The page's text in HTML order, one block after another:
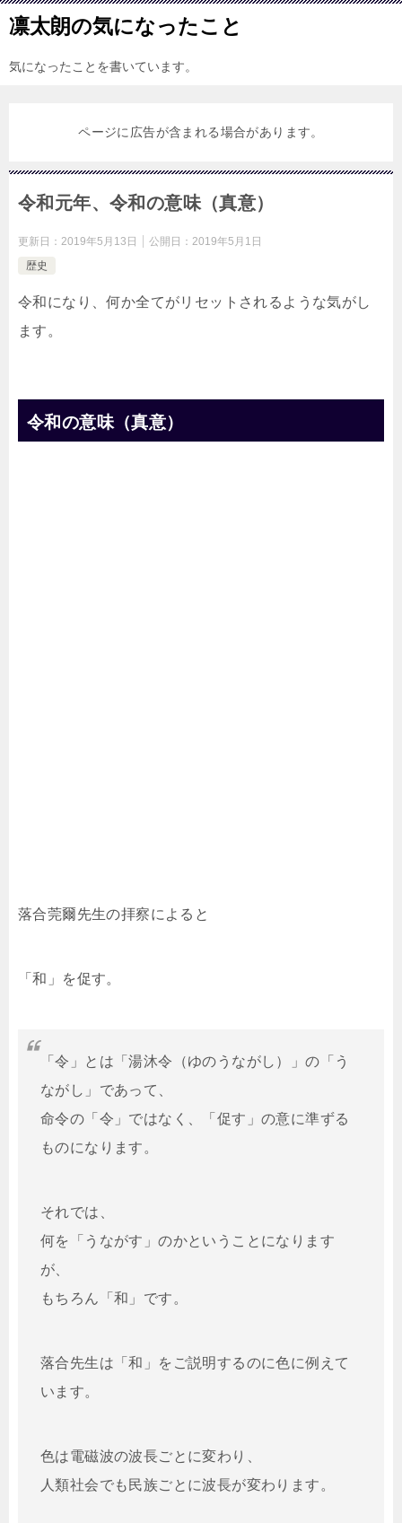
凛太朗の気になったこと
気になったことを書いています。
ページに広告が含まれる場合があります。
令和元年、令和の意味（真意）
更新日： 2019年5月13日 公開日： 2019年5月1日
歴史
令和になり、何か全てがリセットされるような気がし
ます。
令和の意味（真意）
落合莞爾先生の拝察によると
「和」を促す。
「令」とは「湯沐令（ゆのうながし）」の「う
ながし」であって、
命令の「令」ではなく、「促す」の意に準ずる
ものになります。
それでは、
何を「うながす」のかということになります
が、
もちろん「和」です。
落合先生は「和」をご説明するのに色に例えて
います。
色は電磁波の波長ごとに変わり、
人類社会でも民族ごとに波長が変わります。